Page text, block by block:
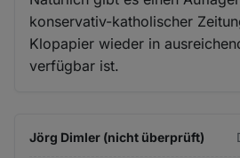
konservativ-katholischer
Klopapier wieder in
verfügbar ist.
Jörg Dimler (nicht überprüft)